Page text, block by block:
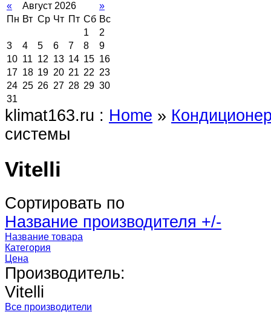
« Август 2026
»
Пн Вт Ср Чт Пт Сб Вс
1
2
3
4 5 6 7 8
9
10 11 12 13 14 15 16
17 18 19 20 21 22 23
24 25 26 27 28 29 30
31
klimat163.ru : Home »
системы
Vitelli
Сортировать по
Название производителя +/-
Название товара
Категория
Цена
Производитель:
Vitelli
Все производители